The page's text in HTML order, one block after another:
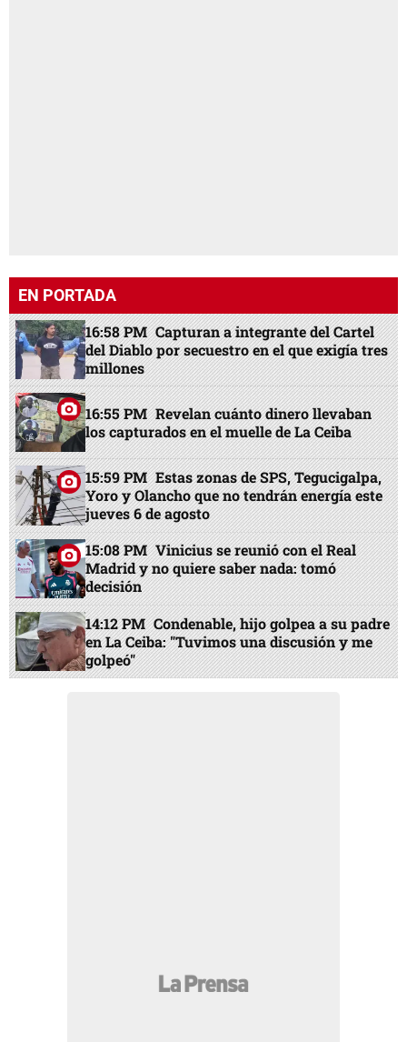
EN PORTADA
16:58 PM Capturan a integrante del Cartel
del Diablo por secuestro en el que exigía tres
millones
16:55 PM Revelan cuánto dinero llevaban
los capturados en el muelle de La Ceiba
15:59 PM Estas zonas de SPS, Tegucigalpa,
Yoro y Olancho que no tendrán energía este
jueves 6 de agosto
15:08 PM Vinicius se reunió con el Real
Madrid y no quiere saber nada: tomó
decisión
14:12 PM Condenable, hijo golpea a su padre
en La Ceiba: "Tuvimos una discusión y me
golpeó"